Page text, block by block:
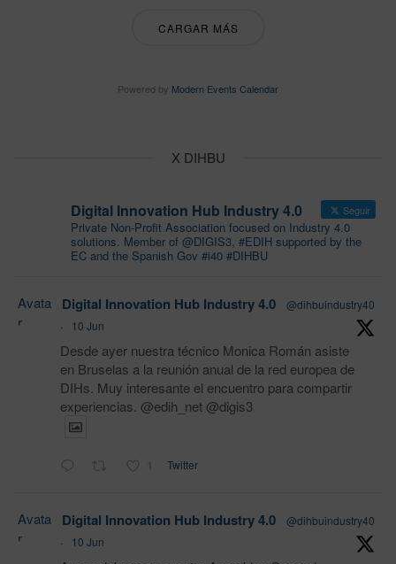
CARGAR MÁS
Powered by Modern Events Calendar
X DIHBU
Digital Innovation Hub Industry 4.0 Seguir
Private Non-Profit Association focused on Industry 4.0
solutions. Member of @DIGIS3, #EDIH supported by the
EC and the Spanish Gov #i40 #DIHBU
Avata
r
Digital Innovation Hub Industry 4.0
@dihbuindustry40
·
10 Jun
Desde ayer nuestra técnico Monica Román asiste
en Bruselas a la reunión anual de la red europea de
DIHs. Muy interesante el encuentro para compartir
experiencias. @edih_net @digis3
1 Twitter
Avata
r
Digital Innovation Hub Industry 4.0
@dihbuindustry40
·
10 Jun